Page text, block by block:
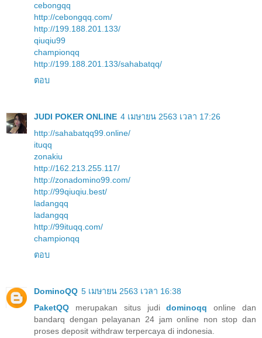
cebongqq
http://cebongqq.com/
http://199.188.201.133/
qiuqiu99
championqq
http://199.188.201.133/sahabatqq/
ตอบ
JUDI POKER ONLINE 4 เมษายน 2563 เวลา 17:26
http://sahabatqq99.online/
ituqq
zonakiu
http://162.213.255.117/
http://zonadomino99.com/
http://99qiuqiu.best/
ladangqq
ladangqq
http://99ituqq.com/
championqq
ตอบ
DominoQQ 5 เมษายน 2563 เวลา 16:38
PaketQQ merupakan situs judidominoqq online dan
bandarq dengan pelayanan 24 jam online non stop dan
proses deposit withdraw terpercaya di indonesia.